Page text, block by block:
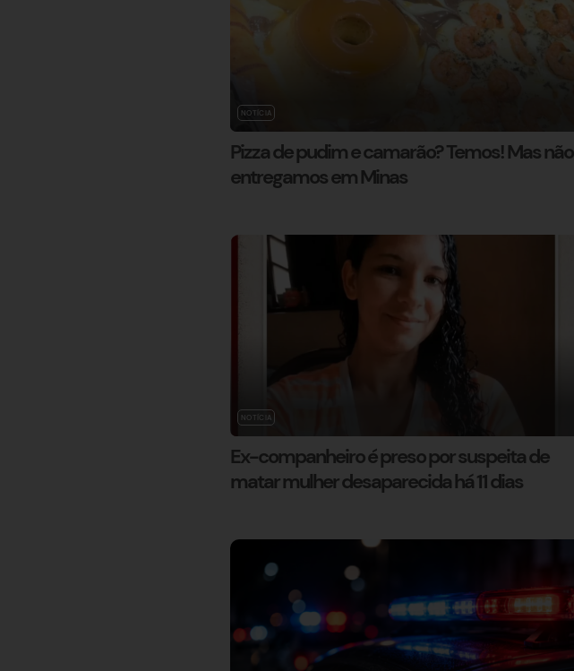
NOTÍCIA
Pizza de pudim e camarão? Temos! Mas não
entregamos em Minas
NOTÍCIA
Ex-companheiro é preso por suspeita de
matar mulher desaparecida há 11 dias